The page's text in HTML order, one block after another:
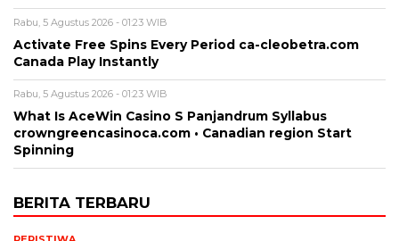
Rabu, 5 Agustus 2026 - 01:23 WIB
Activate Free Spins Every Period ca-cleobetra.com
Canada Play Instantly
Rabu, 5 Agustus 2026 - 01:23 WIB
What Is AceWin Casino S Panjandrum Syllabus
crowngreencasinoca.com • Canadian region Start
Spinning
BERITA TERBARU